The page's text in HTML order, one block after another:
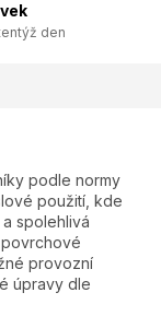
den
podle normy
použití, kde
spolehlivá
provozní
úpravy dle